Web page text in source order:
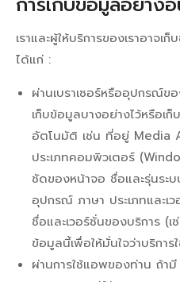
เราและผู้ให้บริการของเราอาจ
ได้แก่ :
ผ่านเบราเซอร์หรืออุปกรณ์ข
เก็บข้อมูลบางอย่างไว้หรือเ
อัตโนมัติ เช่น ที่อยู่ Media
ประเภทคอมพิวเตอร์
ชัดของหน้าจอ ชื่อและรุ่นระ
อุปกรณ์ ภาษา ประเภทและเว
ชื่อและเวอร์ชั่นของบริการ (
ข้อมูลนี้เพื่อให้มั่นใจว่าบริการ
ผ่านการใช้แอพของท่าน ถ้า